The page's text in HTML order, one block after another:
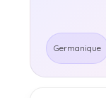
Germanique